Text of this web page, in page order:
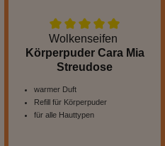
Wolkenseifen
Körperpuder Cara Mia
Streudose
warmer Duft
Refill für Körperpuder
für alle Hauttypen